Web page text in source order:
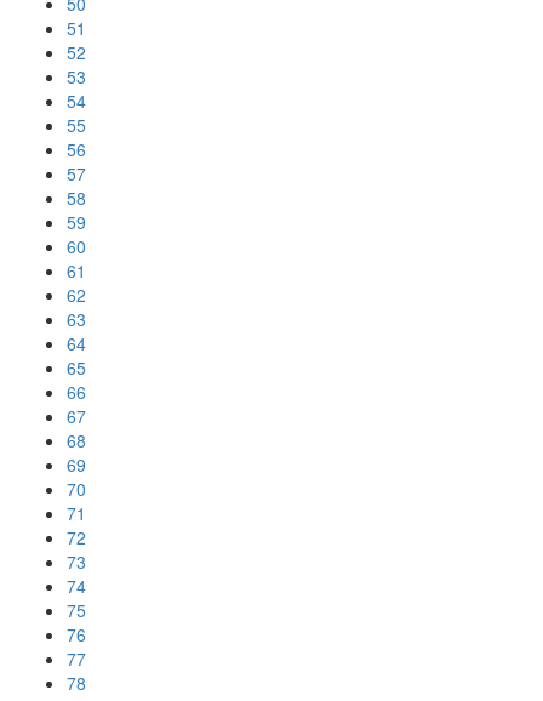
51
52
53
54
55
56
57
58
59
60
61
62
63
64
65
66
67
68
69
70
71
72
73
74
75
76
77
78